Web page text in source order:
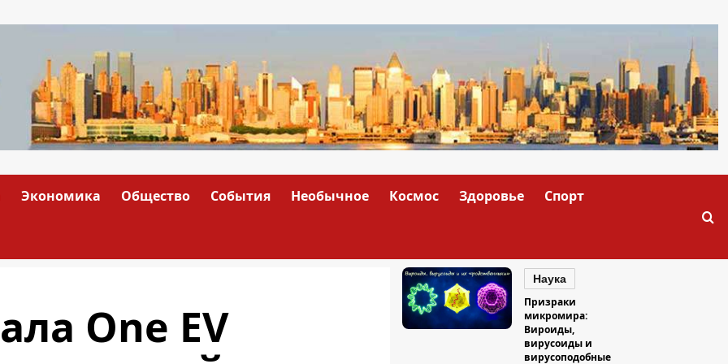
Экономика Общество События Необычное Космос Здоровье Спорт
One EV
Наука
Призраки
микромира:
Вироиды,
вирусоиды и
вирусоподобные